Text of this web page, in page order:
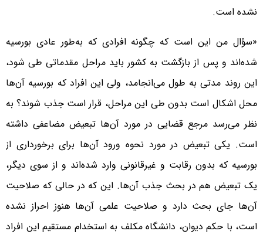
نشده است.
«سؤال من این است که چگونه افرادی که به‌طور عادی بورسیه
شده‌اند و پس از بازگشت به کشور باید مراحل مقدماتی طی شود،
این روند مدتی به طول می‌انجامد، ولی این افراد که بورسیه آن‌ها
محل اشکال است بدون طی این مراحل، قرار است جذب شوند؟ به
نظر می‌رسد مرجع قضایی در مورد آن‌ها تبعیض مضاعفی داشته
است. یکی تبعیض در مورد نحوه ورود آن‌ها برای برخورداری از
بورسیه که بدون رقابت و غیرقانونی وارد شده‌اند و از سوی دیگر،
یک تبعیض هم در بحث جذب آن‌ها. این که در حالی که صلاحیت
آن‌ها جای بحث دارد و صلاحیت علمی آن‌ها هنوز احراز نشده
است، با حکم دیوان، دانشگاه مکلف به استخدام مستقیم این افراد